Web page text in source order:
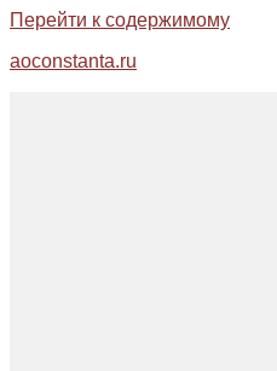
Перейти к содержимому
aoconstanta.ru